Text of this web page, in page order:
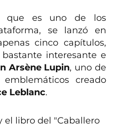
que es uno de los
se lanzó en
cinco capítulos,
interesante e
Arsène Lupin, uno de
creado
Leblanc.